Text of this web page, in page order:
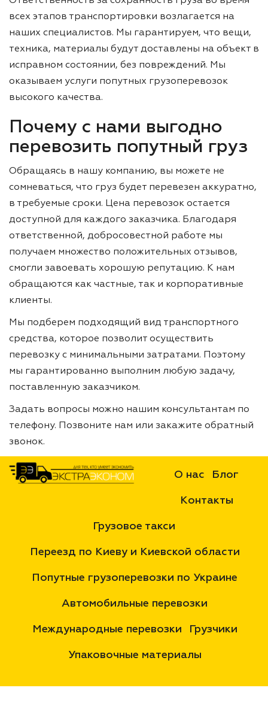
всех этапов транспортировки возлагается на
наших специалистов. Мы гарантируем, что вещи,
техника, материалы будут доставлены на объект в
исправном состоянии, без повреждений. Мы
оказываем услуги попутных грузоперевозок
высокого качества.
Почему с нами выгодно
перевозить попутный груз
Обращаясь в нашу компанию, вы можете не
сомневаться, что груз будет перевезен аккуратно,
в требуемые сроки. Цена перевозок остается
доступной для каждого заказчика. Благодаря
ответственной, добросовестной работе мы
получаем множество положительных отзывов,
смогли завоевать хорошую репутацию. К нам
обращаются как частные, так и корпоративные
клиенты.
Мы подберем подходящий вид транспортного
средства, которое позволит осуществить
перевозку с минимальными затратами. Поэтому
мы гарантированно выполним любую задачу,
поставленную заказчиком.
Задать вопросы можно нашим консультантам по
телефону. Позвоните нам или закажите обратный
звонок.
О нас Блог
Контакты
Грузовое такси
Переезд по Киеву и Киевской области
Попутные грузоперевозки по Украине
Автомобильные перевозки
Международные перевозки Грузчики
Упаковочные материалы